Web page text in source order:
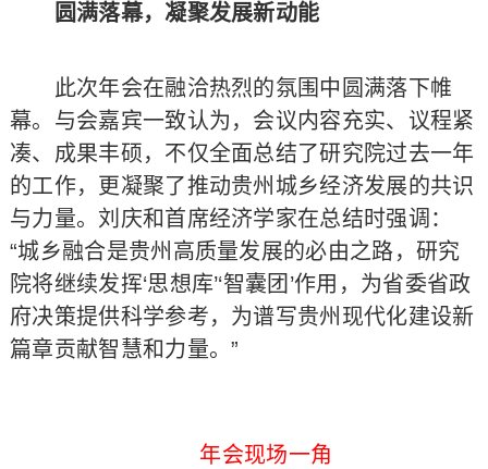
圆满落幕，凝聚发展新动能
此次年会在融洽热烈的氛围中圆满落下帷
幕。与会嘉宾一致认为，会议内容充实、议程紧
凑、成果丰硕，不仅全面总结了研究院过去一年
的工作，更凝聚了推动贵州城乡经济发展的共识
与力量。刘庆和首席经济学家在总结时强调：
“城乡融合是贵州高质量发展的必由之路，研究
院将继续发挥‘思想库’‘智囊团’作用，为省委省政
府决策提供科学参考，为谱写贵州现代化建设新
篇章贡献智慧和力量。”
年会现场一角